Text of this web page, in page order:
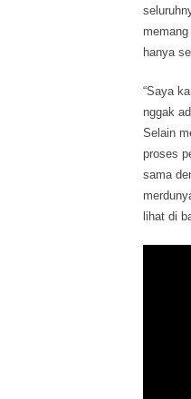
hanya
“Saya
nggak
Selain
proses
sama
lihat di